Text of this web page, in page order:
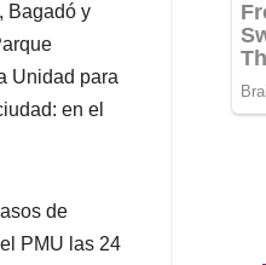
Bagadó y
Unidad para
en el
de
PMU las 24